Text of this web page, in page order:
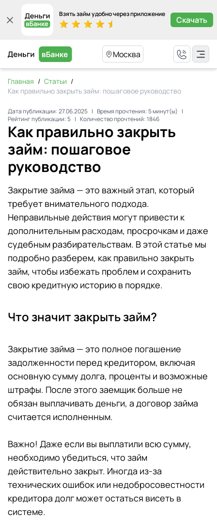
Взять займ удобно через приложение
Скачать
Москва
Главная / Статьи /
Как правильно закрыть займ: пошаговое руководство
Дата публикации:27.06.2025 | Время прочтения:5минут(ы) |
Рейтинг публикации:5 | Количество прочтений:1846
Как правильно закрыть
займ: пошаговое
руководство
Закрытие займа — это важный этап, который
требует внимательного подхода.
Неправильные действия могут привести к
дополнительным расходам, просрочкам и даже
судебным разбирательствам. В этой статье мы
подробно разберем, как правильно закрыть
займ, чтобы избежать проблем и сохранить
свою кредитную историю в порядке.
Что значит закрыть займ?
Закрытие займа — это полное погашение
задолженности перед кредитором, включая
основную сумму долга, проценты и возможные
штрафы. После этого заемщик больше не
обязан выплачивать деньги, а договор займа
считается исполненным.
Важно! Даже если вы выплатили всю сумму,
необходимо убедиться, что займ
действительно закрыт. Иногда из-за
технических ошибок или недобросовестности
кредитора долг может остаться висеть в
системе.